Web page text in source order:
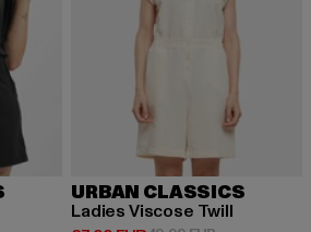
URBAN CLASSICS
Ladies Viscose Twill